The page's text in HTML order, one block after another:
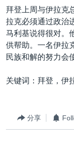
跳
到
索
欧洲
非洲
美洲
科教·文娱·体健
军事
劳工
白宫要闻
国会报道
美中关系
埃博拉疫情
重要讲话与声明
VOA视频
VOA今日焦点
中文广播
关注我们
拜登上周与伊拉克
拉克必须通过政治
马利基说得很对。
供帮助。一名伊拉
民族和解的努力会
关键词：拜登，伊
分享